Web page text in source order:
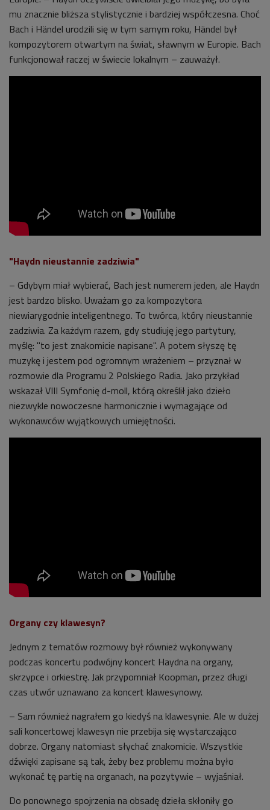
mu znacznie bliższa stylistycznie i bardziej współczesna. Choć
Bach i Händel urodzili się w tym samym roku, Händel był
kompozytorem otwartym na świat, sławnym w Europie. Bach
funkcjonował raczej w świecie lokalnym – zauważył.
"Haydn nieustannie zadziwia"
– Gdybym miał wybierać, Bach jest numerem jeden, ale Haydn
jest bardzo blisko. Uważam go za kompozytora
niewiarygodnie inteligentnego. To twórca, który nieustannie
zadziwia. Za każdym razem, gdy studiuję jego partytury,
myślę: "to jest znakomicie napisane". A potem słyszę tę
muzykę i jestem pod ogromnym wrażeniem – przyznał w
rozmowie dla Programu 2 Polskiego Radia. Jako przykład
wskazał VIII Symfonię d-moll, którą określił jako dzieło
niezwykle nowoczesne harmonicznie i wymagające od
wykonawców wyjątkowych umiejętności.
Organy czy klawesyn?
Jednym z tematów rozmowy był również wykonywany
podczas koncertu podwójny koncert Haydna na organy,
skrzypce i orkiestrę. Jak przypomniał Koopman, przez długi
czas utwór uznawano za koncert klawesynowy.
– Sam również nagrałem go kiedyś na klawesynie. Ale w dużej
sali koncertowej klawesyn nie przebija się wystarczająco
dobrze. Organy natomiast słychać znakomicie. Wszystkie
dźwięki zapisane są tak, żeby bez problemu można było
wykonać tę partię na organach, na pozytywie – wyjaśniał.
Do ponownego spojrzenia na obsadę dzieła skłoniły go